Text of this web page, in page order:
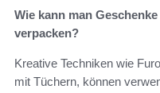
Wie kann man
verpacken?
Kreative Techniken wie
mit Tüchern, können